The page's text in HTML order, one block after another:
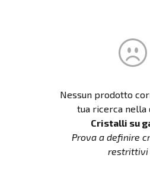
Nessun prodotto
tua ricerca nella
Cristalli su
Prova a definire
restrittivi